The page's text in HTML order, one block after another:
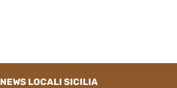
NEWS LOCALI SICILIA